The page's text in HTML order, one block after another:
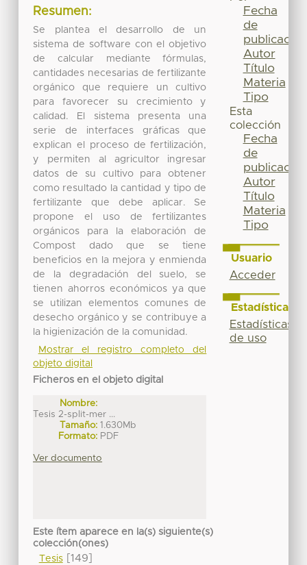
Resumen:
Se plantea el desarrollo de un
sistema de software con el objetivo
de calcular mediante fórmulas,
cantidades necesarias de fertilizante
orgánico que requiere un cultivo
para favorecer su crecimiento y
calidad. El sistema presenta una
serie de interfaces gráficas que
explican el proceso de fertilización,
y permiten al agricultor ingresar
datos de su cultivo para obtener
como resultado la cantidad y tipo de
fertilizante que debe aplicar. Se
propone el uso de fertilizantes
orgánicos para la elaboración de
Compost dado que se tiene
beneficios en la mejora y enmienda
de la degradación del suelo, se
tienen ahorros económicos ya que
se utilizan elementos comunes de
desecho orgánico y se contribuye a
la higienización de la comunidad.
Mostrar el registro completo del
objeto digital
Ficheros en el objeto digital
Nombre:
Tesis 2-split-mer ...
Tamaño: 1.630Mb
Formato: PDF
Ver documento
Este ítem aparece en la(s) siguiente(s)
colección(ones)
Tesis[149]
Fecha
de
publicación
Autor
Título
Materia
Tipo
Esta
colección
Fecha
de
publicación
Autor
Título
Materia
Tipo
Usuario
Acceder
Estadísticas
Estadísticas
de uso